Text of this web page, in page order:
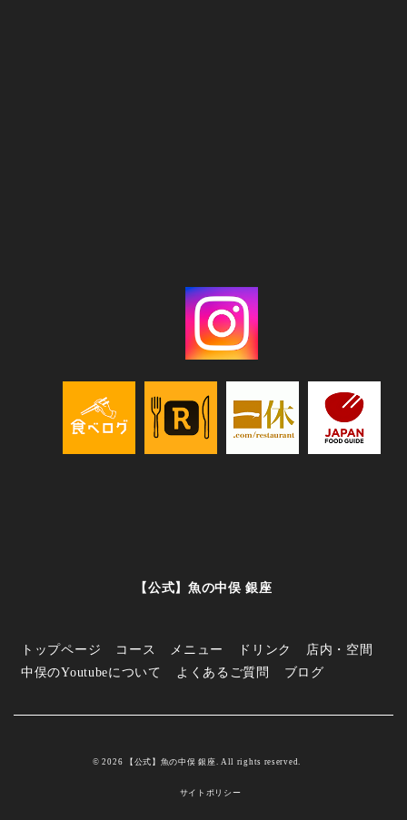
【公式】魚の中俣 銀座
トップページ コース メニュー ドリンク
店内・空間
中俣のYoutubeについて
よくあるご質問 ブログ
© 2026 【公式】魚の中俣 銀座. All rights reserved.
サイトポリシー